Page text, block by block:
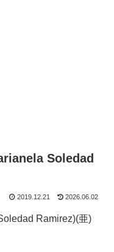
Soledad
2019.12.21 2026.06.02
Ramirez)(亜)